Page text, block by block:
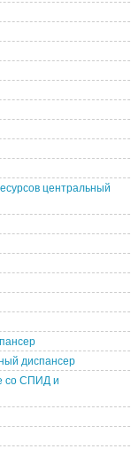
центральный
диспансер
со СПИД и